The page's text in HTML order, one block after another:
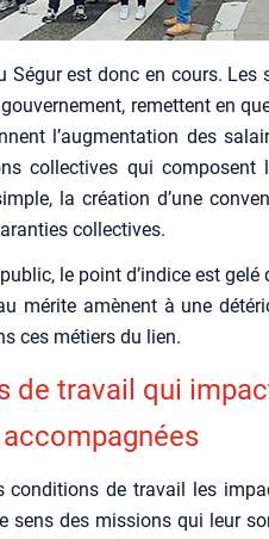
Ségur est donc en cours.
remettent en
l’aug­men­ta­tion des
col­lec­tives qui com­posent
la créa­tion d’une
col­lec­tives.
le point d’in­dice est
mérite amènent à une
ces métiers du lien.
de tra­vail qui
condi­tions de tra­vail les
sens des mis­sions qui leur